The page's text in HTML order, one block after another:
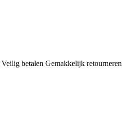
Veilig betalen Gemakkelijk retourneren